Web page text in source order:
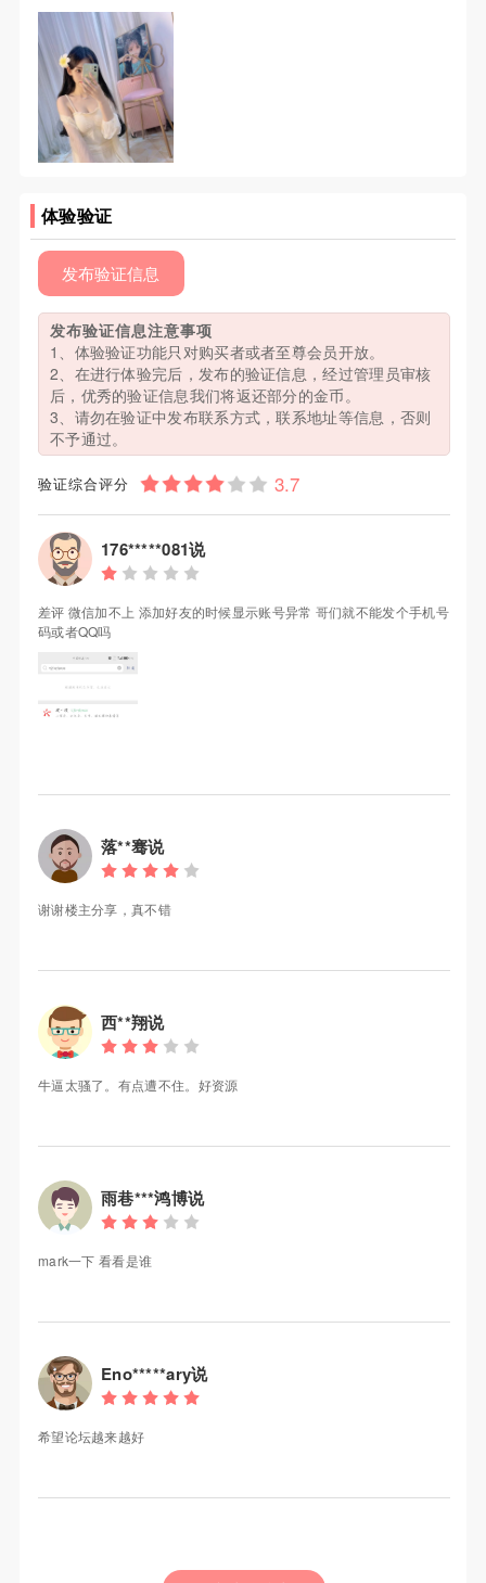
体验验证
发布验证信息
发布验证信息注意事项
1、体验验证功能只对购买者或者至尊会员开放。
2、在进行体验完后，发布的验证信息，经过管理员审核
后，优秀的验证信息我们将返还部分的金币。
3、请勿在验证中发布联系方式，联系地址等信息，否则
不予通过。
验证综合评分
176*****081说
差评 微信加不上 添加好友的时候显示账号异常 哥们就不能发个手机号
码或者QQ吗
落**骞说
谢谢楼主分享，真不错
西**翔说
牛逼太骚了。有点遭不住。好资源
雨巷***鸿博说
mark一下 看看是谁
Eno*****ary说
希望论坛越来越好